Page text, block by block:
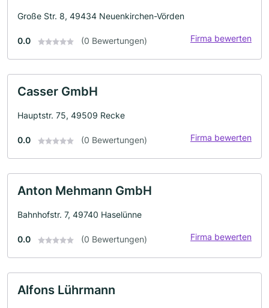
Große Str. 8, 49434 Neuenkirchen-Vörden
0.0 (0 Bewertungen) Firma bewerten
Casser GmbH
Hauptstr. 75, 49509 Recke
0.0 (0 Bewertungen) Firma bewerten
Anton Mehmann GmbH
Bahnhofstr. 7, 49740 Haselünne
0.0 (0 Bewertungen) Firma bewerten
Alfons Lührmann